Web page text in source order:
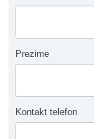
Prezime
Kontakt telefon